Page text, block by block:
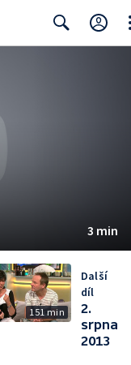
3 min
151 min
Další
díl
2.
srpna
2013